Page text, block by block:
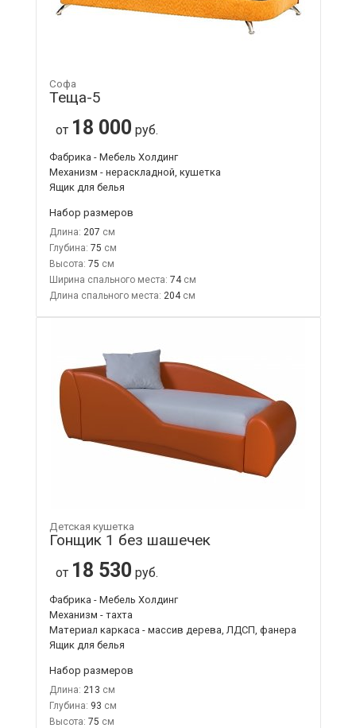
Софа
Теща-5
от 18 000 руб.
Фабрика - Мебель Холдинг
Механизм - нераскладной, кушетка
Ящик для белья
Набор размеров
Длина: 207
Глубина: 75
Высота: 75
Ширина спального места: 74
Длина спального места: 204
Детская кушетка
Гонщик 1 без шашечек
от 18 530 руб.
Фабрика - Мебель Холдинг
Механизм - тахта
Материал каркаса - массив дерева, ЛДСП, фанера
Ящик для белья
Набор размеров
Длина: 213
Глубина: 93
Высота: 75